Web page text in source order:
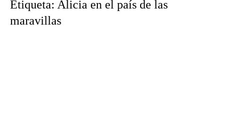
Etiqueta: Alicia en el país de las
maravillas